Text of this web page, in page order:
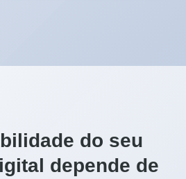
do seu
depende de